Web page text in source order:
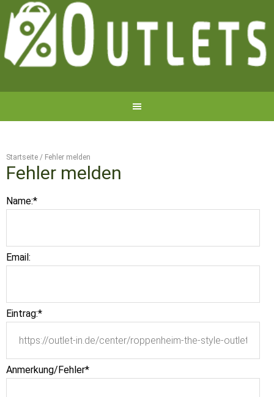
Startseite / Fehler melden
Fehler melden
Name:*
Email:
Eintrag:*
Anmerkung/Fehler*